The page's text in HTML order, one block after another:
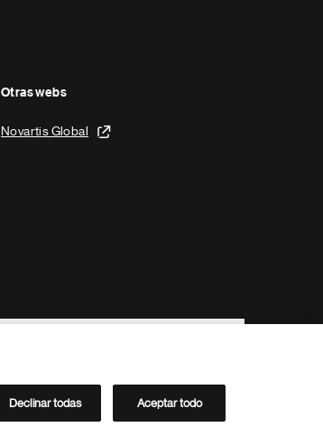
Otras webs
Novartis Global
Directorio de Novartis
Declinar todas Aceptar todo